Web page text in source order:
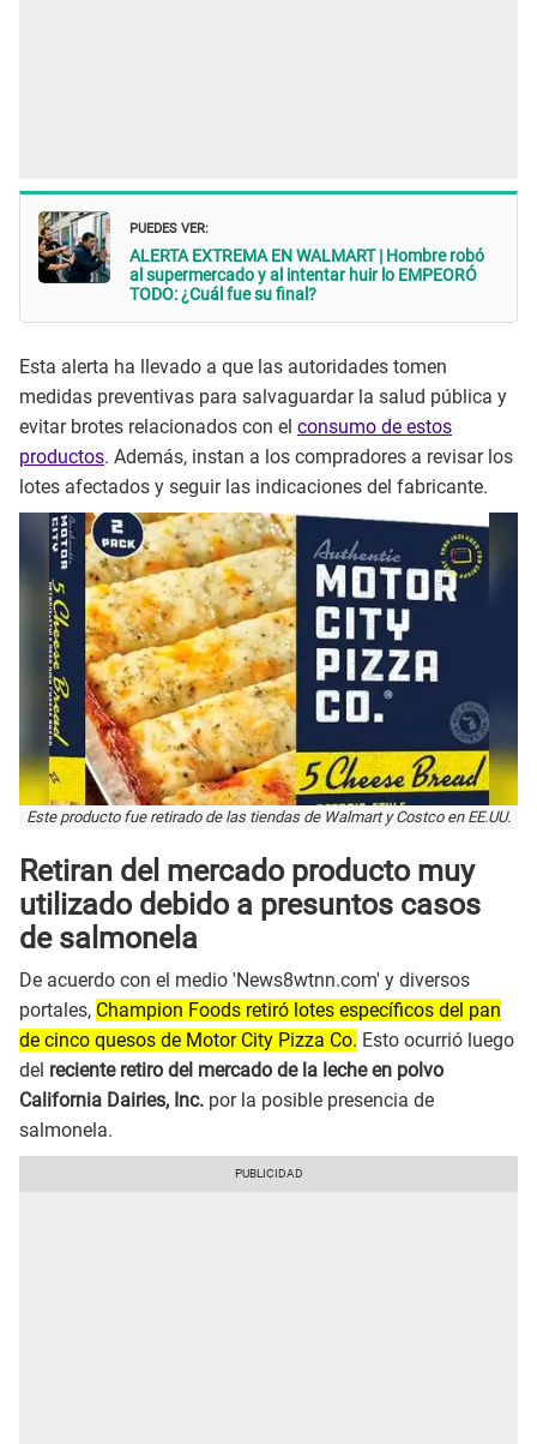
PUEDES VER:
ALERTA EXTREMA EN WALMART | Hombre robó
al supermercado y al intentar huir lo EMPEORÓ
TODO: ¿Cuál fue su final?
Esta alerta ha llevado a que las autoridades tomen
medidas preventivas para salvaguardar la salud pública y
evitar brotes relacionados con el consumo de estos
productos. Además, instan a los compradores a revisar los
lotes afectados y seguir las indicaciones del fabricante.
Este producto fue retirado de las tiendas de Walmart y Costco en EE.UU.
Retiran del mercado producto muy
utilizado debido a presuntos casos
de salmonela
De acuerdo con el medio 'News8wtnn.com' y diversos
portales, Champion Foods retiró lotes específicos del pan
de cinco quesos de Motor City Pizza Co. Esto ocurrió luego
del reciente retiro del mercado de la leche en polvo
California Dairies, Inc. por la posible presencia de
salmonela.